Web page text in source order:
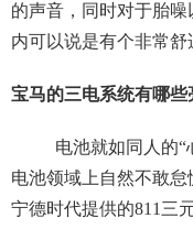
的声音，同时对于胎
内可以说是有个非常舒
宝马的三电系统有哪些
电池就如同人的
电池领域上自然不敢
宁德时代提供的811三